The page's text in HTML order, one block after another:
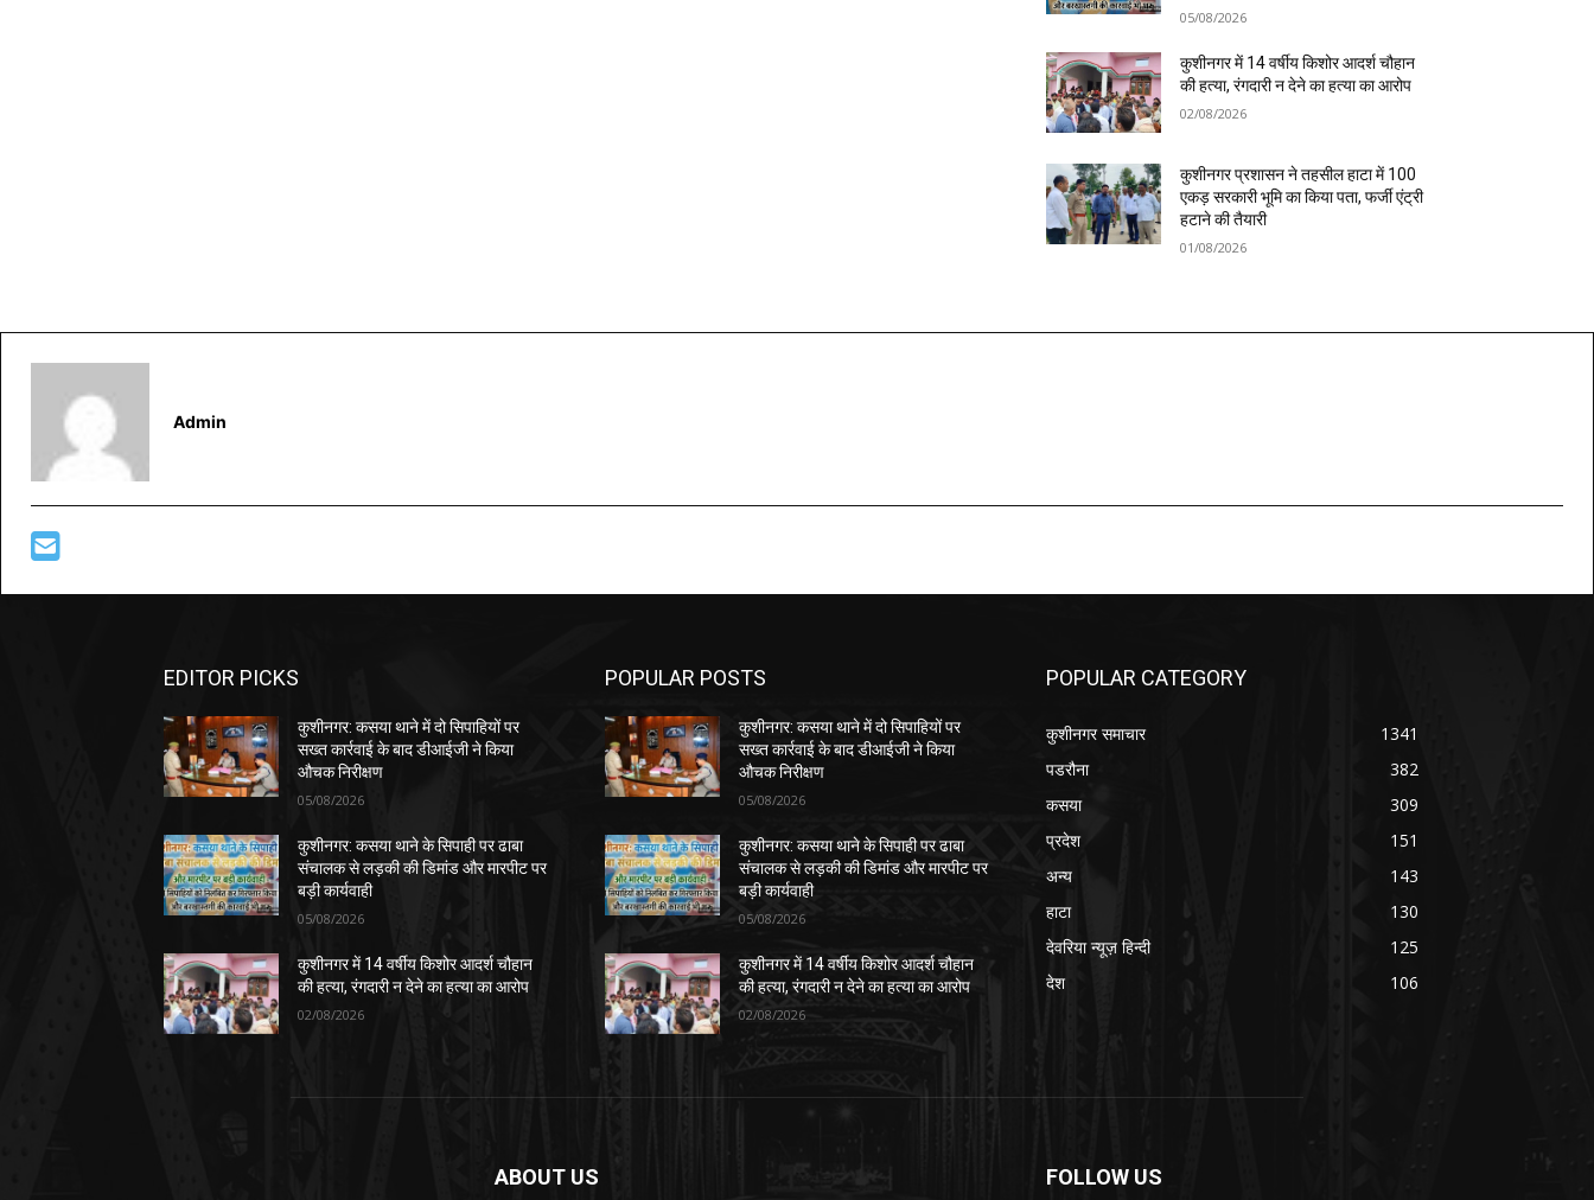
05/08/2026
कुशीनगर में 14 वर्षीय किशोर आदर्श चौहान
की हत्या, रंगदारी न देने का हत्या का आरोप
02/08/2026
कुशीनगर प्रशासन ने तहसील हाटा में 100
एकड़ सरकारी भूमि का किया पता, फर्जी एंट्री
हटाने की तैयारी
01/08/2026
Admin
EDITOR PICKS
कुशीनगर: कसया थाने में दो सिपाहियों पर
सख्त कार्रवाई के बाद डीआईजी ने किया
औचक निरीक्षण
05/08/2026
कुशीनगर: कसया थाने के सिपाही पर ढाबा
संचालक से लड़की की डिमांड और मारपीट पर
बड़ी कार्यवाही
05/08/2026
कुशीनगर में 14 वर्षीय किशोर आदर्श चौहान
की हत्या, रंगदारी न देने का हत्या का आरोप
02/08/2026
POPULAR POSTS
कुशीनगर: कसया थाने में दो सिपाहियों पर
सख्त कार्रवाई के बाद डीआईजी ने किया
औचक निरीक्षण
05/08/2026
कुशीनगर: कसया थाने के सिपाही पर ढाबा
संचालक से लड़की की डिमांड और मारपीट पर
बड़ी कार्यवाही
05/08/2026
कुशीनगर में 14 वर्षीय किशोर आदर्श चौहान
की हत्या, रंगदारी न देने का हत्या का आरोप
02/08/2026
POPULAR CATEGORY
कुशीनगर समाचार
1341
पडरौना
382
कसया
309
प्रदेश
151
अन्य
143
हाटा
130
देवरिया न्यूज़ हिन्दी
125
देश
106
ABOUT US FOLLOW US